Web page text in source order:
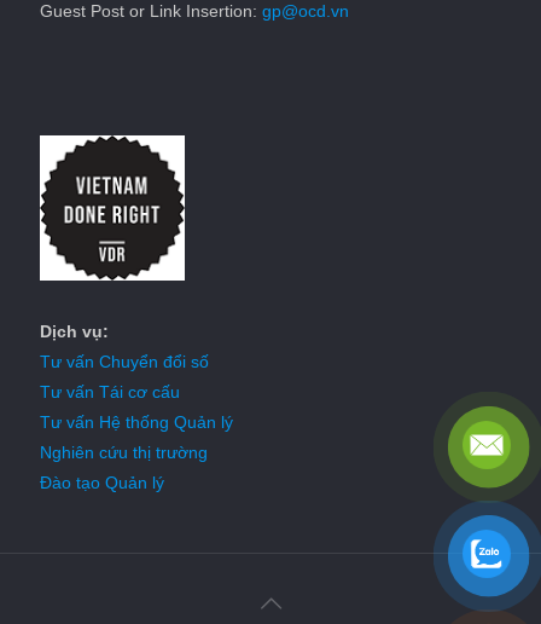
Guest Post or Link Insertion: gp@ocd.vn
Dịch vụ:
Tư vấn Chuyển đổi số
Tư vấn Tái cơ cấu
Tư vấn Hệ thống Quản lý
Nghiên cứu thị trường
Đào tạo Quản lý